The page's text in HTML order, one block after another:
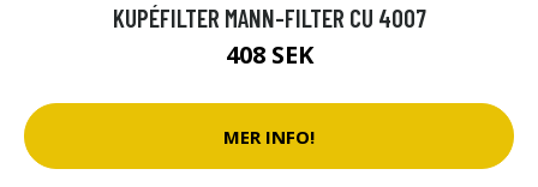
KUPÉFILTER MANN-FILTER CU 4007
408 SEK
MER INFO!